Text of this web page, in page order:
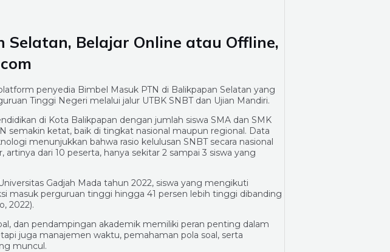
Selatan, Belajar Online atau Offline,
penyedia Bimbel Masuk PTN di Balikpapan Selatan yang
Tinggi Negeri melalui jalur UTBK SNBT dan Ujian Mandiri.
di Kota Balikpapan dengan jumlah siswa SMA dan SMK
semakin ketat, baik di tingkat nasional maupun regional. Data
menunjukkan bahwa rasio kelulusan SNBT secara nasional
dari 10 peserta, hanya sekitar 2 sampai 3 siswa yang
Gadjah Mada tahun 2022, siswa yang mengikuti
masuk perguruan tinggi hingga 41 persen lebih tinggi dibanding
2022).
dan pendampingan akademik memiliki peran penting dalam
juga manajemen waktu, pemahaman pola soal, serta
muncul.